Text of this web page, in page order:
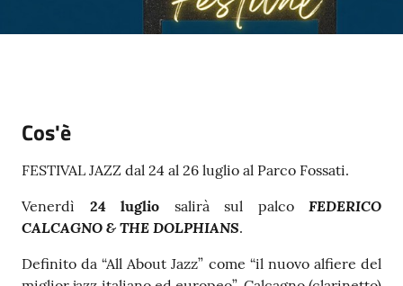
e
o
s
e
v
i
i
Cos'è
FESTIVAL JAZZ dal 24 al 26 luglio al Parco Fossati.
Venerdì 24 luglio salirà sul palco FEDERICO
CALCAGNO & THE DOLPHIANS.
Definito da “All About Jazz” come “il nuovo alfiere del